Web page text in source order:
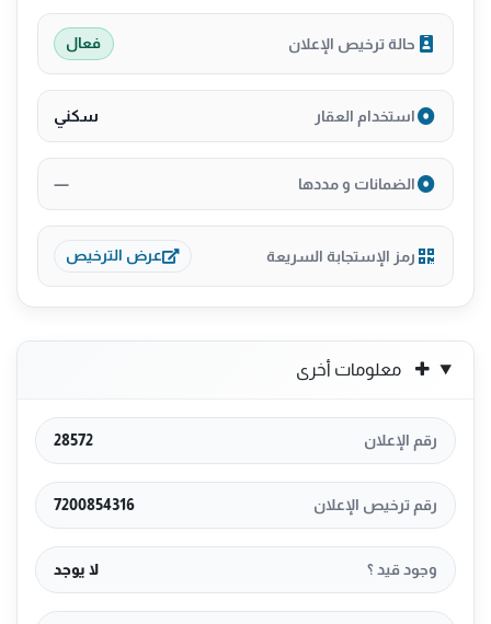
حالة ترخيص الإعلان فعال
استخدام العقار سكني
الضمانات و مددها —
رمز الإستجابة السريعة عرض الترخيص
معلومات أخرى
رقم الإعلان 28572
رقم ترخيص الإعلان 7200854316
وجود قيد ؟ لا يوجد